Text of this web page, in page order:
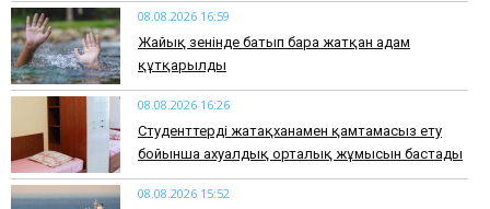
08.08.2026 16:59
Жайық өзенінде батып бара жатқан адам
құтқарылды
08.08.2026 16:26
Студенттерді жатақханамен қамтамасыз ету
бойынша ахуалдық орталық жұмысын бастады
08.08.2026 15:52